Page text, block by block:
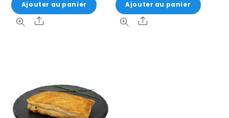
Ajouter au panier
Share
Ajouter au panier
Share